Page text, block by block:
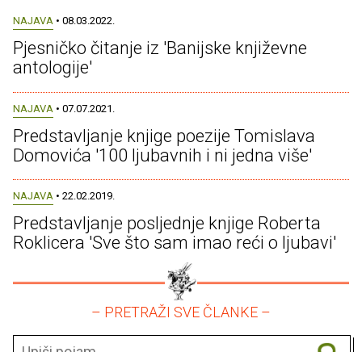
NAJAVA • 08.03.2022.
Pjesničko čitanje iz 'Banijske književne
antologije'
NAJAVA • 07.07.2021.
Predstavljanje knjige poezije Tomislava
Domovića '100 ljubavnih i ni jedna više'
NAJAVA • 22.02.2019.
Predstavljanje posljednje knjige Roberta
Roklicera 'Sve što sam imao reći o ljubavi'
– PRETRAŽI SVE ČLANKE –